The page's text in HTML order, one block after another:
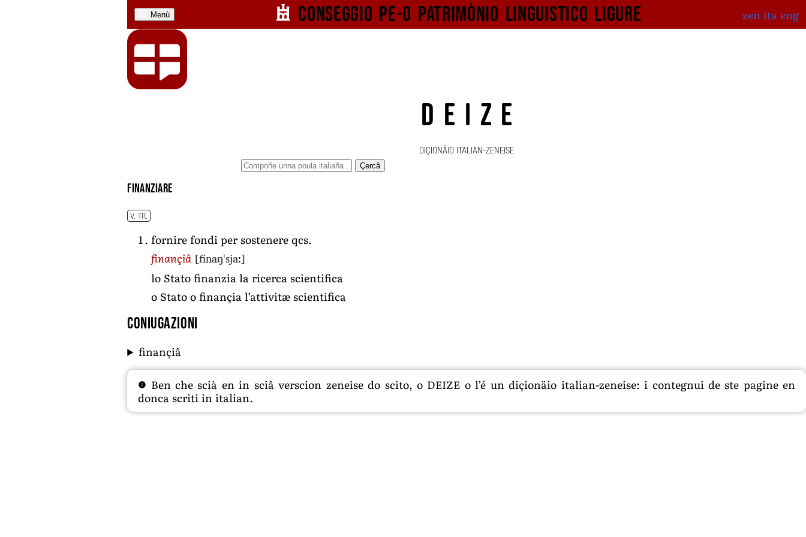
Menù Conseggio pe-o patrimònio linguistico ligure zen ita eng
DEIZE
DIÇIONÄIO ITALIAN-ZENEISE
Çercâ
finanziare
V. TR.
fornire fondi per sostenere qcs.
finançiâ [finaŋˈsjaː]
lo Stato finanzia la ricerca scientifica
o Stato o finançia l’attivitæ scientifica
Coniugazioni
finançiâ
Ben che scià en in sciâ verscion zeneise do scito, o DEIZE o l’é un diçionäio italian-zeneise: i contegnui de ste pagine en
donca scriti in italian.